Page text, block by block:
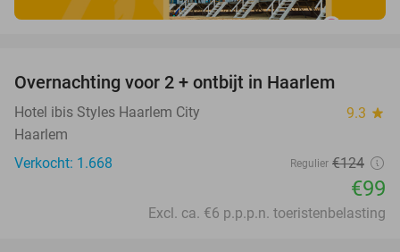
Overnachting voor 2 + ontbijt in Haarlem
Hotel ibis Styles Haarlem City 9.3 star
Haarlem
Verkocht: 1.668
Regulier €124
€99
Excl. ca. €6 p.p.p.n. toeristenbelasting